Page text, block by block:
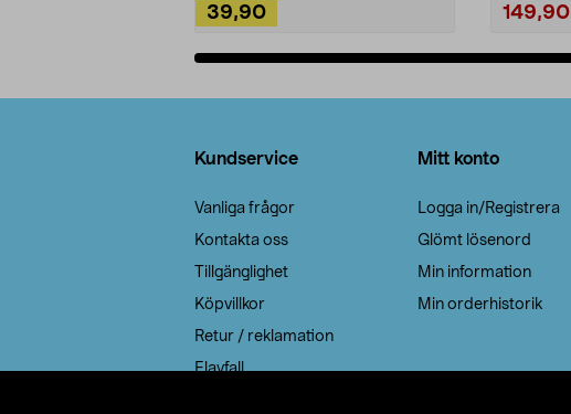
39,90 149,90
Kundservice
Vanliga frågor
Kontakta oss
Tillgänglighet
Köpvillkor
Retur / reklamation
Elavfall
Mitt konto
Logga in/Registrera
Glömt lösenord
Min information
Min orderhistorik